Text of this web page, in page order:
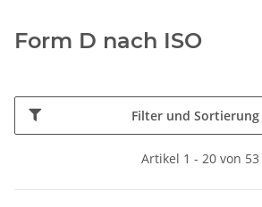
Form D nach ISO
Filter und Sortierung
Artikel 1 - 20 von 53